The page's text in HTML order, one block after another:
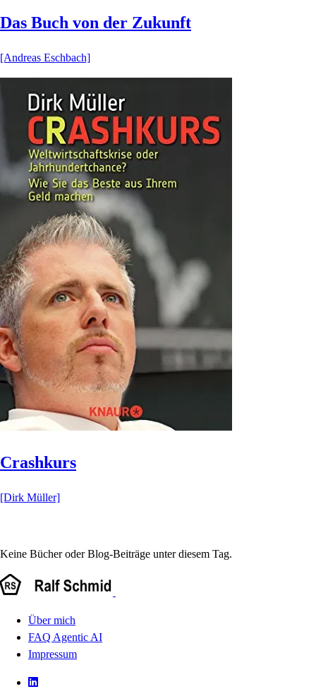
Das Buch von der Zukunft
[Andreas Eschbach]
Crashkurs
[Dirk Müller]
Keine Bücher oder Blog-Beiträge unter diesem Tag.
Über mich
FAQ Agentic AI
Impressum